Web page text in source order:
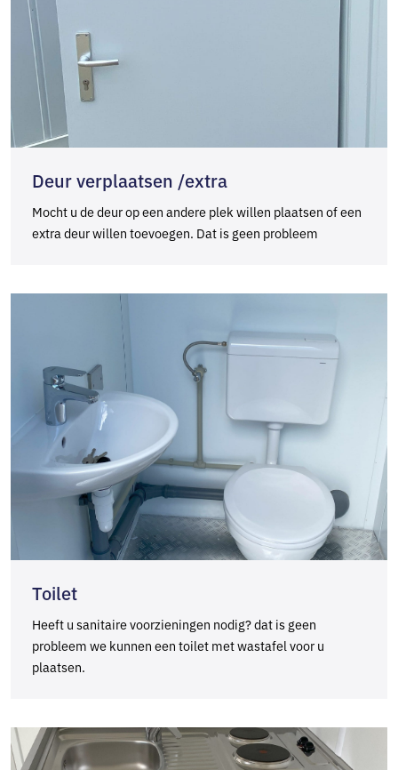
Deur verplaatsen /extra
Mocht u de deur op een andere plek willen plaatsen of een
extra deur willen toevoegen. Dat is geen probleem
Toilet
Heeft u sanitaire voorzieningen nodig? dat is geen
probleem we kunnen een toilet met wastafel voor u
plaatsen.